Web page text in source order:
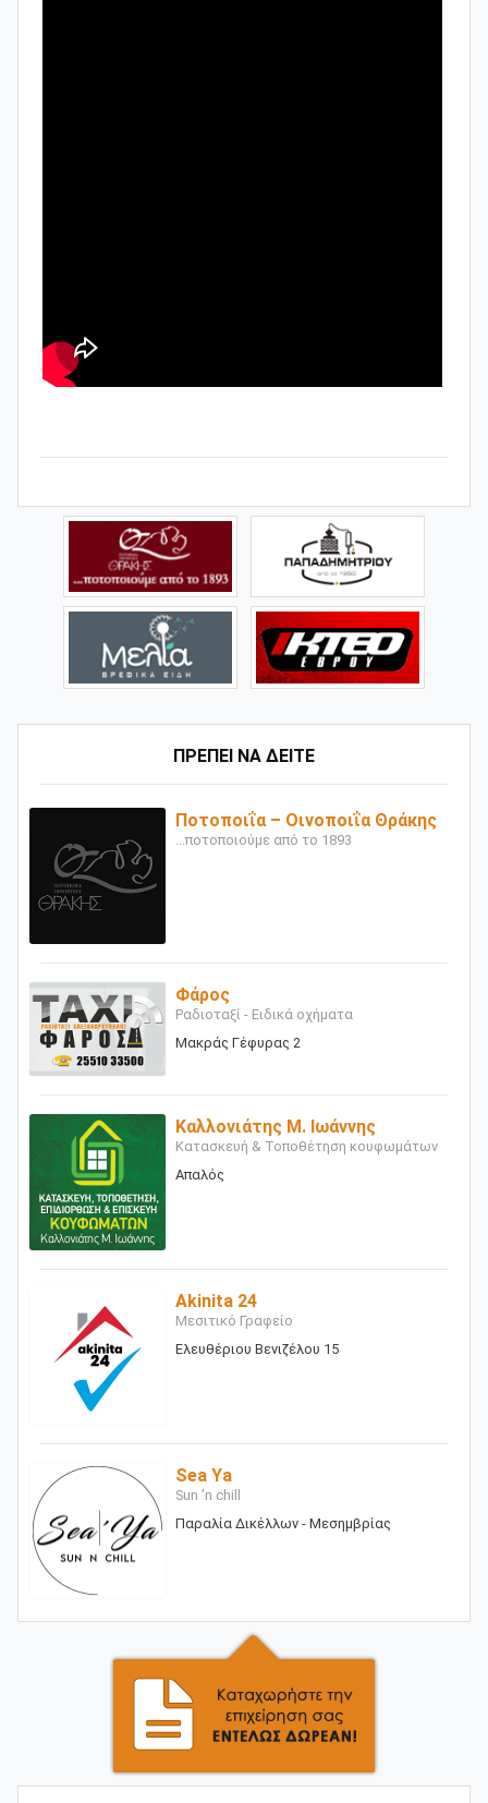
ΠΡΕΠΕΙ ΝΑ ΔΕΙΤΕ
Ποτοποιΐα – Οινοποιΐα Θράκης
...ποτοποιούμε από το 1893
Φάρος
Ραδιοταξί - Ειδικά οχήματα
Μακράς Γέφυρας 2
Καλλονιάτης Μ. Ιωάννης
Κατασκευή & Τοποθέτηση κουφωμάτων
Απαλός
Akinita 24
Μεσιτικό Γραφείο
Ελευθέριου Βενιζέλου 15
Sea Ya
Sun 'n chill
Παραλία Δικέλλων - Μεσημβρίας